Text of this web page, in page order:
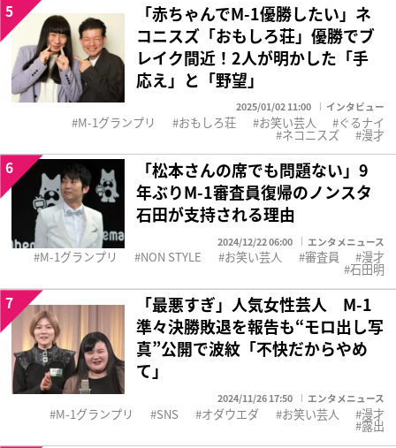
「赤ちゃんでM-1優勝したい」ネ
コニスズ「おもしろ荘」優勝でブ
レイク間近！2人が明かした「手
応え」と「野望」
2025/01/02 11:00 インタビュー
5
M-1グランプリ おもしろ荘 お笑い芸人 ぐるナイ
ネコニスズ 漫才
「松本さんの席でも問題ない」9
年ぶりM-1審査員復帰のノンスタ
石田が支持される理由
2024/12/22 06:00 エンタメニュース
6
M-1グランプリ NON STYLE お笑い芸人 審査員 漫才
石田明
「最悪すぎ」人気女性芸人 M-1
準々決勝敗退を報告も“モロ出し写
真”公開で波紋「不快だからやめ
て」
2024/11/26 17:50 エンタメニュース
7
M-1グランプリ SNS オダウエダ お笑い芸人 漫才
露出